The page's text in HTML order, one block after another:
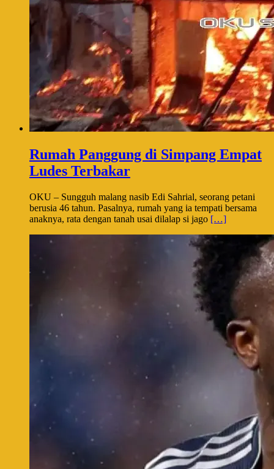
Rumah Panggung di Simpang Empat
Ludes Terbakar
OKU – Sungguh malang nasib Edi Sahrial, seorang petani
berusia 46 tahun. Pasalnya, rumah yang ia tempati bersama
anaknya, rata dengan tanah usai dilalap si jago […]